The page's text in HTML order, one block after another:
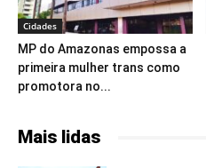
Cidades
MP do Amazonas empossa a
primeira mulher trans como
promotora no...
Mais lidas